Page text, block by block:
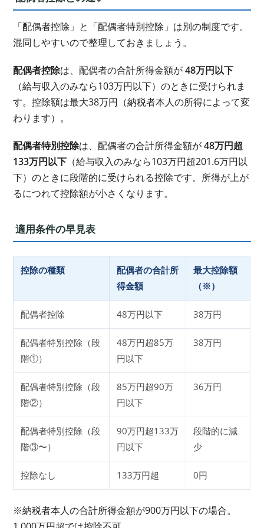
「配偶者控除」と「配偶者特別控除」は別の制度です。
混同しやすいので整理しておきましょう。
配偶者控除は、配偶者の合計所得金額が48万円以下
（給与収入のみなら103万円以下）のときに受けられま
す。控除額は最大38万円（納税者本人の所得によって変
わります）。
配偶者特別控除は、配偶者の合計所得金額が48万円超
133万円以下 （給与収入のみなら103万円超201.6万円以
下）のときに段階的に受けられる控除です。所得が上が
るにつれて控除額が小さくなります。
適用条件の早見表
控除の種類
配偶者の合計所
得金額
最大控除額
（※）
配偶者控除 48万円以下 38万円
配偶者特別控除（段
階①）
48万円超85万
円以下
38万円
配偶者特別控除（段
階②）
85万円超90万
円以下
36万円
配偶者特別控除（段
階③〜）
90万円超133万
円以下
段階的に減
少
控除なし 133万円超 0円
※納税者本人の合計所得金額が900万円以下の場合。